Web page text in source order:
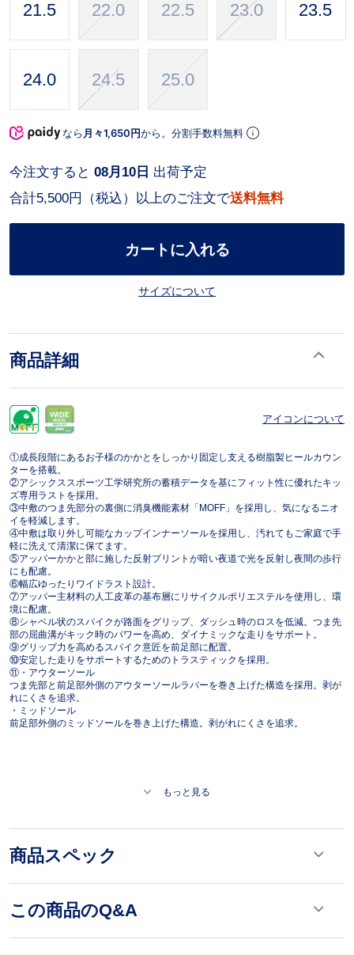
21.5 22.0 22.5 23.0 23.5
24.0 24.5 25.0
なら 月々1,650円から。分割手数料無料
合計5,500円（税込）以上のご注文で送料無料
今注文すると 08月10日 出荷予定
カートに入れる
サイズについて
商品詳細
アイコンについて
①成長段階にあるお子様のかかとをしっかり固定し支える樹脂製ヒールカウン
ターを搭載。
②アシックススポーツ工学研究所の蓄積データを基にフィット性に優れたキッ
ズ専用ラストを採用。
③中敷のつま先部分の裏側に消臭機能素材「MOFF」を採用し、気になるニオ
イを軽減します。
④中敷は取り外し可能なカップインナーソールを採用し、汚れてもご家庭で手
軽に洗えて清潔に保てます。
⑤アッパーかかと部に施した反射プリントが暗い夜道で光を反射し夜間の歩行
にも配慮。
⑥幅広ゆったりワイドラスト設計。
⑦アッパー主材料の人工皮革の基布層にリサイクルポリエステルを使用し、環
境に配慮。
⑧シャベル状のスパイクが路面をグリップ、ダッシュ時のロスを低減。つま先
部の屈曲溝がキック時のパワーを高め、ダイナミックな走りをサポート。
⑨グリップ力を高めるスパイク意匠を前足部に配置。
⑩安定した走りをサポートするためのトラスティックを採用。
⑪・アウターソール
つま先部と前足部外側のアウターソールラバーを巻き上げた構造を採用。剥が
れにくさを追求。
・ミッドソール
前足部外側のミッドソールを巻き上げた構造。剥がれにくさを追求。
もっと見る
商品スペック
この商品のQ&A